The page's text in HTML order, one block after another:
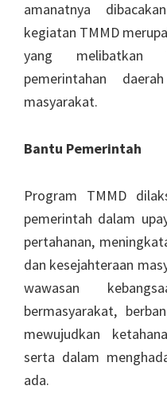
amanatnya
kegiatan TMMD
yang melibatkan
pemerintahan
masyarakat.
Bantu Pemerintah
Program TMMD
pemerintah dalam
pertahanan,
dan kesejahteraan
wawasan
bermasyarakat,
mewujudkan
serta dalam
ada.